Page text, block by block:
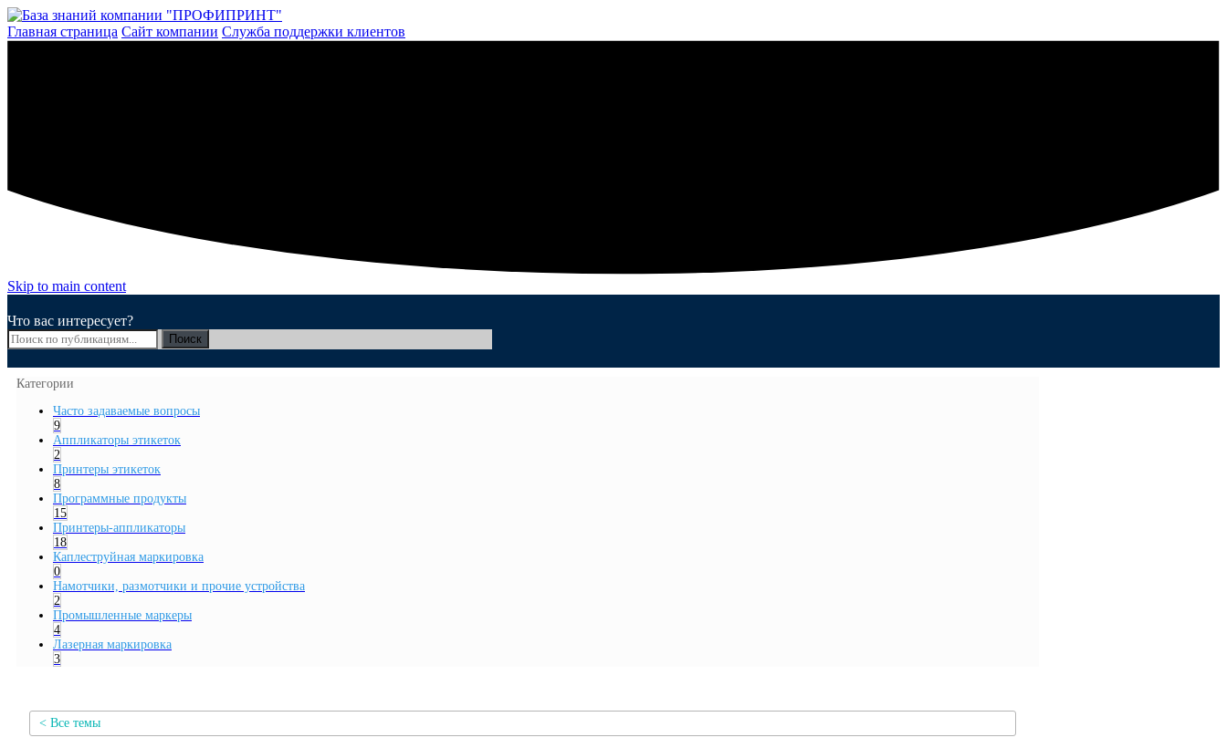
Перейти
к
Главная страница Сайт компании Служба поддержки клиентов
Skip to main content
Что вас интересует?
Поиск
Категории
Часто задаваемые вопросы
9
Аппликаторы этикеток
2
Принтеры этикеток
8
Программные продукты
15
Принтеры-аппликаторы
18
Каплеструйная маркировка
0
Намотчики, размотчики и прочие устройства
2
Промышленные маркеры
4
Лазерная маркировка
3
< Все темы